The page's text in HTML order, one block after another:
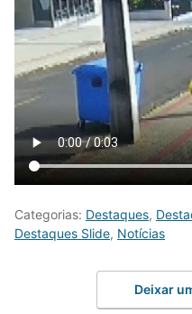
Categorias: Destaques,
Destaques Slide, Notícias
Deixar